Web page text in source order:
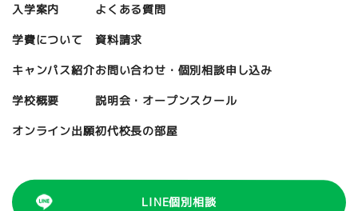
入学案内
学費について
キャンパス紹介
学校概要
オンライン出願
よくある質問
資料請求
お問い合わせ・個別相談申し込み
説明会・オープンスクール
初代校長の部屋
LINE個別相談